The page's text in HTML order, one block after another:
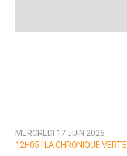
MERCREDI 17 JUIN 2026
12H05 |
LA CHRONIQUE VERTE